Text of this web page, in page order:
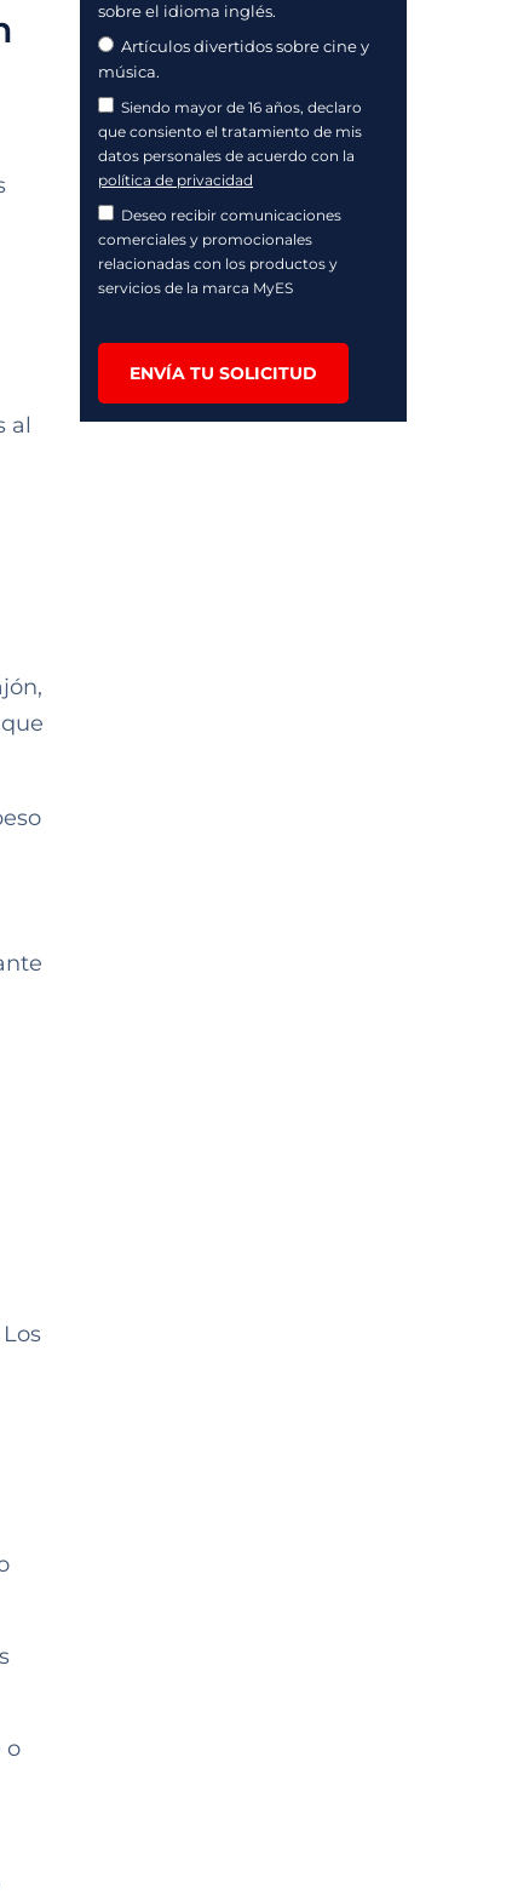
al
o
sobre el idioma inglés.
Artículos divertidos sobre cine y
música.
Siendo mayor de 16 años, declaro
que consiento el tratamiento de mis
datos personales de acuerdo con la
política de privacidad
Deseo recibir comunicaciones
comerciales y promocionales
relacionadas con los productos y
servicios de la marca MyES
ENVÍA TU SOLICITUD